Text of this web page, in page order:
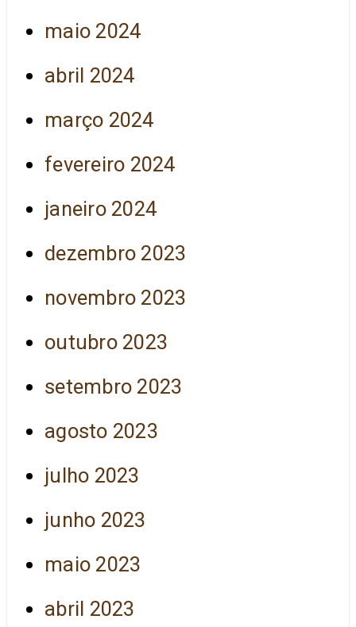
maio 2024
abril 2024
março 2024
fevereiro 2024
janeiro 2024
dezembro 2023
novembro 2023
outubro 2023
setembro 2023
agosto 2023
julho 2023
junho 2023
maio 2023
abril 2023